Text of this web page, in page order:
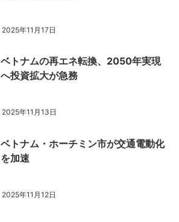
2025年11月17日
ベトナムの再エネ転換、2050年実現
へ投資拡大が急務
2025年11月13日
ベトナム・ホーチミン市が交通電動化
を加速
2025年11月12日